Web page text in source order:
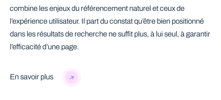
combine les enjeux du référencement naturel et ceux de
l’expérience utilisateur. Il part du constat qu’être bien positionné
dans les résultats de recherche ne suffit plus, à lui seul, à garantir
l’efficacité d’une page.
En savoir plus